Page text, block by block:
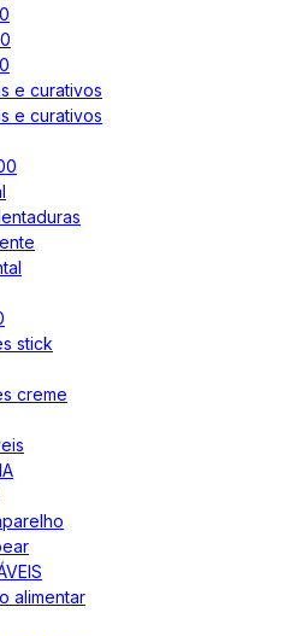
e curativos
e curativos
stick
creme
alimentar